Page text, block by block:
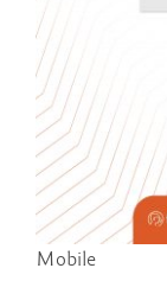
Mobile